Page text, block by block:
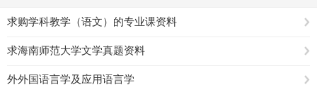
求购学科教学（语文）的专业课资料
求海南师范大学文学真题资料
外外国语言学及应用语言学